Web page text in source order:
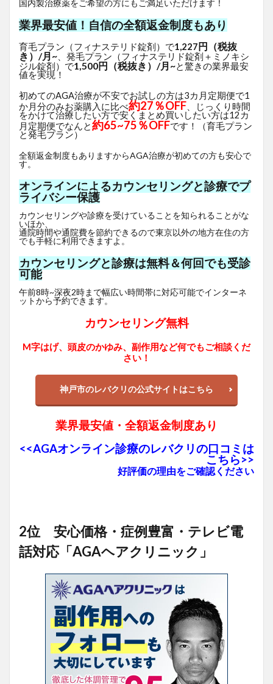
国内製治療薬をご希望の方にもご満足いただけます！
業界最安値！自信の全額返金制度もあり
育毛プラン（フィナステリド錠剤）で1,227円（税抜
き）/月~ 、発毛プラン（フィナステリド錠剤＋ミノキシ
ジル錠剤）で1,500円（税抜き）/月~と驚きの業界最安
値を実現！
初めてのAGA治療が不安でお試しの方は3カ月定期便で1
か月分のみお薬購入に比べ約27％OFF 、じっくり時間
をかけて治療したい方で安くまとめ買いしたい方は12カ
月定期便でなんと約65~75％OFFです！（育毛プラン
と発毛プラン）
全額返金制度もありますからAGA治療が初めての方も安心で
す。
オンラインによるカウンセリングと診療でプ
ライバシー保護
カウンセリングや診療を受けていることを知られることがな
いほか、
通院時間や通院費を節約できるので東京以外の地方在住の方
でも手軽に利用できますよ。
カウンセリングと診療は無料＆何回でも受診
可能
午前8時~深夜2時まで幅広い時間帯に対応可能でインターネ
ットから予約できます。
カウンセリング無料
M字はげ、頭皮のかゆみ、副作用など何でもご相談くだ
さい！
神戸市のレバクリの公式サイトはこちら
業界最安値・全額返金制度あり
<<AGAオンライン診療のレバクリの口コミは
こちら>>
好評価の理由をご確認ください
2位 安心価格・症例豊富・テレビ電
話対応「AGAヘアクリニック」